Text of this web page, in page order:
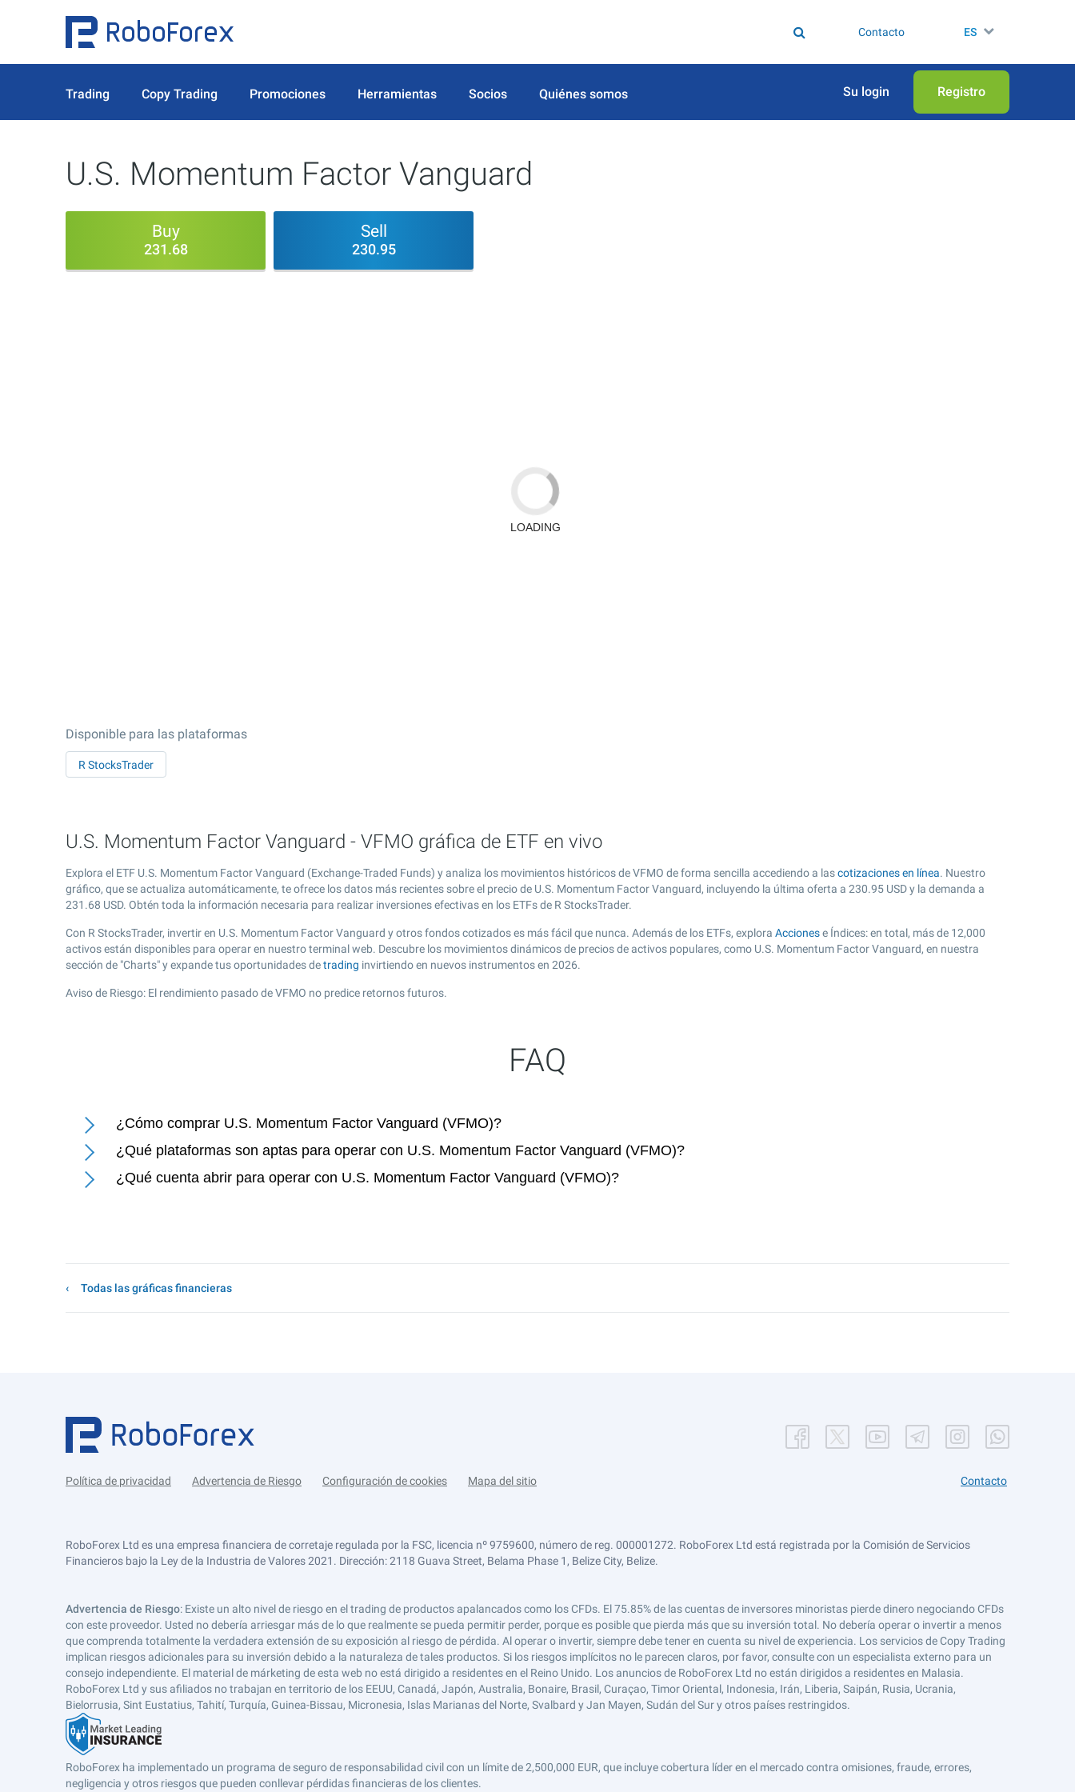
Contacto ES
Trading Copy Trading Promociones Herramientas Socios Quiénes somos Su login Registro
U.S. Momentum Factor Vanguard
Buy
231.68
Sell
230.95
Disponible para las plataformas
R StocksTrader
U.S. Momentum Factor Vanguard - VFMO gráfica de ETF en vivo
Explora el ETF U.S. Momentum Factor Vanguard (Exchange-Traded Funds) y analiza los movimientos históricos de VFMO de forma sencilla accediendo a lascotizaciones en línea. Nuestro
gráfico, que se actualiza automáticamente, te ofrece los datos más recientes sobre el precio de U.S. Momentum Factor Vanguard, incluyendo la última oferta a 230.95 USD y la demanda a
231.68 USD. Obtén toda la información necesaria para realizar inversiones efectivas en los ETFs de R StocksTrader.
Con R StocksTrader, invertir en U.S. Momentum Factor Vanguard y otros fondos cotizados es más fácil que nunca. Además de los ETFs, explora Accionese Índices: en total, más de 12,000
activos están disponibles para operar en nuestro terminal web. Descubre los movimientos dinámicos de precios de activos populares, como U.S. Momentum Factor Vanguard, en nuestra
sección de "Charts" y expande tus oportunidades detrading invirtiendo en nuevos instrumentos en 2026.
Aviso de Riesgo: El rendimiento pasado de VFMO no predice retornos futuros.
FAQ
¿Cómo comprar U.S. Momentum Factor Vanguard (VFMO)?
¿Qué plataformas son aptas para operar con U.S. Momentum Factor Vanguard (VFMO)?
¿Qué cuenta abrir para operar con U.S. Momentum Factor Vanguard (VFMO)?
Todas las gráficas financieras
Política de privacidad Advertencia de Riesgo Configuración de cookies Mapa del sitio Contacto
RoboForex Ltd es una empresa financiera de corretaje regulada por la FSC, licencia nº 9759600, número de reg. 000001272. RoboForex Ltd está registrada por la Comisión de Servicios
Financieros bajo la Ley de la Industria de Valores 2021. Dirección: 2118 Guava Street, Belama Phase 1, Belize City, Belize.
Advertencia de Riesgo: Existe un alto nivel de riesgo en el trading de productos apalancados como los CFDs. El 75.85% de las cuentas de inversores minoristas pierde dinero negociando CFDs
con este proveedor. Usted no debería arriesgar más de lo que realmente se pueda permitir perder, porque es posible que pierda más que su inversión total. No debería operar o invertir a menos
que comprenda totalmente la verdadera extensión de su exposición al riesgo de pérdida. Al operar o invertir, siempre debe tener en cuenta su nivel de experiencia. Los servicios de Copy Trading
implican riesgos adicionales para su inversión debido a la naturaleza de tales productos. Si los riesgos implícitos no le parecen claros, por favor, consulte con un especialista externo para un
consejo independiente. El material de márketing de esta web no está dirigido a residentes en el Reino Unido. Los anuncios de RoboForex Ltd no están dirigidos a residentes en Malasia.
RoboForex Ltd y sus afiliados no trabajan en territorio de los EEUU, Canadá, Japón, Australia, Bonaire, Brasil, Curaçao, Timor Oriental, Indonesia, Irán, Liberia, Saipán, Rusia, Ucrania,
Bielorrusia, Sint Eustatius, Tahití, Turquía, Guinea-Bissau, Micronesia, Islas Marianas del Norte, Svalbard y Jan Mayen, Sudán del Sur y otros países restringidos.
RoboForex ha implementado un programa de seguro de responsabilidad civil con un límite de 2,500,000 EUR, que incluye cobertura líder en el mercado contra omisiones, fraude, errores,
negligencia y otros riesgos que pueden conllevar pérdidas financieras de los clientes.